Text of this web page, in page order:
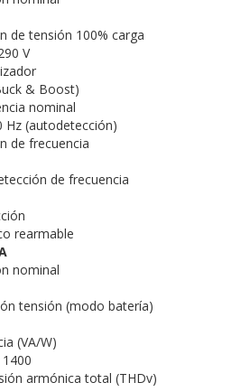
de tensión 100% carga
V
& Boost)
nominal
Hz (autodetección)
de frecuencia
de frecuencia
rearmable
nominal
tensión (modo batería)
(VA/W)
armónica total (THDv)